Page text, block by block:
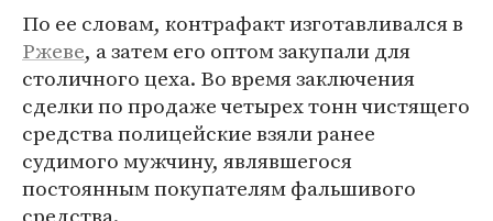
По ее словам, контрафакт изготавливался в
Ржеве, а затем его оптом закупали для
столичного цеха. Во время заключения
сделки по продаже четырех тонн чистящего
средства полицейские взяли ранее
судимого мужчину, являвшегося
постоянным покупателям фальшивого